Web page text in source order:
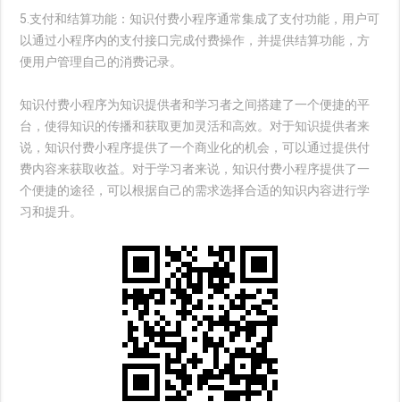
5.支付和结算功能：知识付费小程序通常集成了支付功能，用户可
以通过小程序内的支付接口完成付费操作，并提供结算功能，方
便用户管理自己的消费记录。
知识付费小程序为知识提供者和学习者之间搭建了一个便捷的平
台，使得知识的传播和获取更加灵活和高效。对于知识提供者来
说，知识付费小程序提供了一个商业化的机会，可以通过提供付
费内容来获取收益。对于学习者来说，知识付费小程序提供了一
个便捷的途径，可以根据自己的需求选择合适的知识内容进行学
习和提升。